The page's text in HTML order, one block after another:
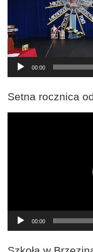
00:00
Setna rocznica
00:00